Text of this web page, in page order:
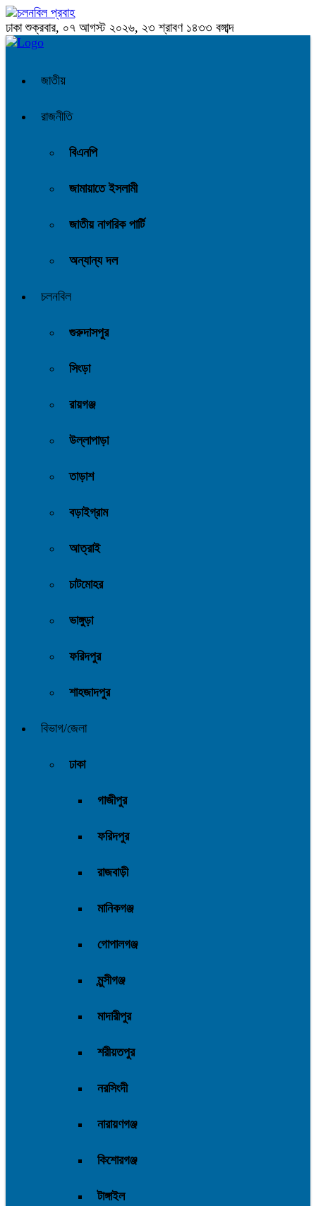
ঢাকাশুক্রবার, ০৭ আগস্ট ২০২৬, ২৩ শ্রাবণ ১৪৩৩ বঙ্গাব্দ
জাতীয়
রাজনীতি
বিএনপি
জামায়াতে ইসলামী
জাতীয় নাগরিক পার্টি
অন্যান্য দল
চলনবিল
গুরুদাসপুর
সিংড়া
রায়গঞ্জ
উল্লাপাড়া
তাড়াশ
বড়াইগ্রাম
আত্রাই
চাটমোহর
ভাঙ্গুড়া
ফরিদপুর
শাহজাদপুর
বিভাগ/জেলা
ঢাকা
গাজীপুর
ফরিদপুর
রাজবাড়ী
মানিকগঞ্জ
গোপালগঞ্জ
মুন্সীগঞ্জ
মাদারীপুর
শরীয়তপুর
নরসিংদী
নারায়ণগঞ্জ
কিশোরগঞ্জ
টাঙ্গাইল